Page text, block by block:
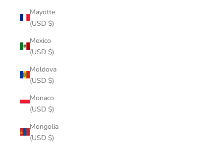
Mayotte
(USD $)
Mexico
(USD $)
Moldova
(USD $)
Monaco
(USD $)
Mongolia
(USD $)